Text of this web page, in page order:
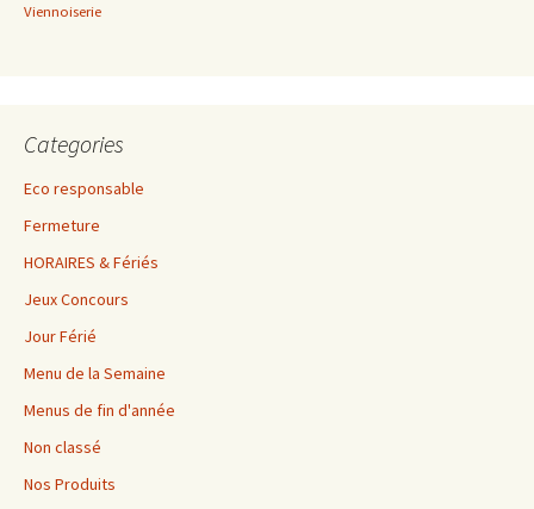
Viennoiserie
Categories
Eco responsable
Fermeture
HORAIRES & Fériés
Jeux Concours
Jour Férié
Menu de la Semaine
Menus de fin d'année
Non classé
Nos Produits